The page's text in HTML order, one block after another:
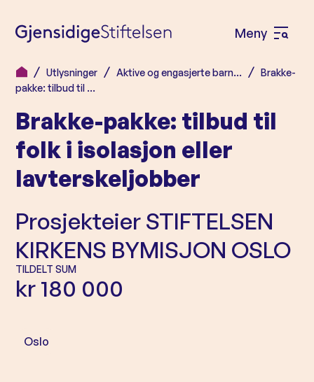
H
p
p
t
i
n
h
o
Meny
Å
m
Utlysninger Aktive og engasjerte barn…
Brakke-
pakke: tilbud til …
Brakke-pakke: tilbud til
folk i isolasjon eller
lavterskeljobber
Prosjekteier STIFTELSEN
KIRKENS BYMISJON OSLO
TILDELT SUM
kr 180 000
Oslo